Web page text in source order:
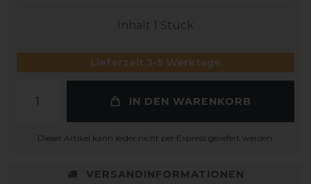
Inhalt 1 Stück
Lieferzeit 3-5 Werktage
IN DEN WARENKORB
Dieser Artikel kann leider nicht per Express geliefert werden.
VERSANDINFORMATIONEN